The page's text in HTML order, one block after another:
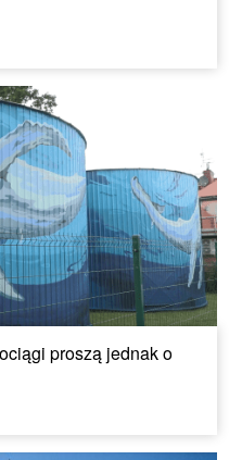
proszą jednak o